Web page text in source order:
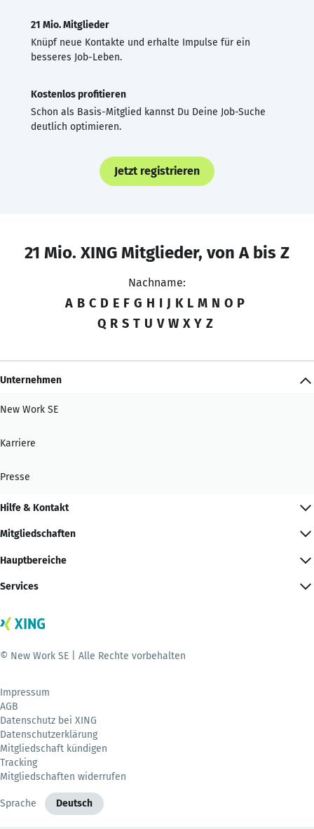
21 Mio. Mitglieder
Knüpf neue Kontakte und erhalte Impulse für ein
besseres Job-Leben.
Kostenlos profitieren
Schon als Basis-Mitglied kannst Du Deine Job-Suche
deutlich optimieren.
Jetzt registrieren
21 Mio. XING Mitglieder, von A bis Z
Nachname:
A B C D E F G H I J K L M N O P
Q R S T U V W X Y Z
Unternehmen
New Work SE
Karriere
Presse
Hilfe & Kontakt
Mitgliedschaften
Hauptbereiche
Services
© New Work SE | Alle Rechte vorbehalten
Impressum
AGB
Datenschutz bei XING
Datenschutzerklärung
Mitgliedschaft kündigen
Tracking
Mitgliedschaften widerrufen
Sprache Deutsch